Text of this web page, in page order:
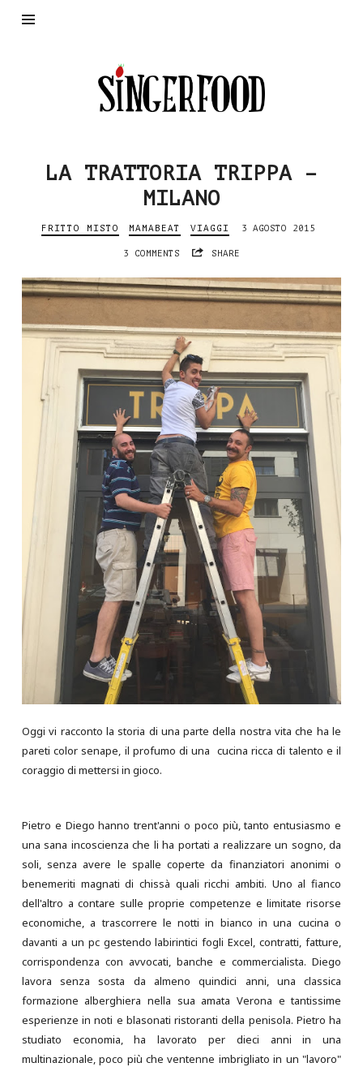
SingerFood
LA TRATTORIA TRIPPA –
MILANO
FRITTO MISTO MAMABEAT VIAGGI 3 AGOSTO 2015
3 COMMENTS SHARE
Oggi vi racconto la storia di una parte della nostra vita che ha le
pareti color senape, il profumo di una cucina ricca di talento e il
coraggio di mettersi in gioco.
Pietro e Diego hanno trent'anni o poco più, tanto entusiasmo e
una sana incoscienza che li ha portati a realizzare un sogno, da
soli, senza avere le spalle coperte da finanziatori anonimi o
benemeriti magnati di chissà quali ricchi ambiti. Uno al fianco
dell'altro a contare sulle proprie competenze e limitate risorse
economiche, a trascorrere le notti in bianco in una cucina o
davanti a un pc gestendo labirintici fogli Excel, contratti, fatture,
corrispondenza con avvocati, banche e commercialista. Diego
lavora senza sosta da almeno quindici anni, una classica
formazione alberghiera nella sua amata Verona e tantissime
esperienze in noti e blasonati ristoranti della penisola. Pietro ha
studiato economia, ha lavorato per dieci anni in una
multinazionale, poco più che ventenne imbrigliato in un "lavoro"